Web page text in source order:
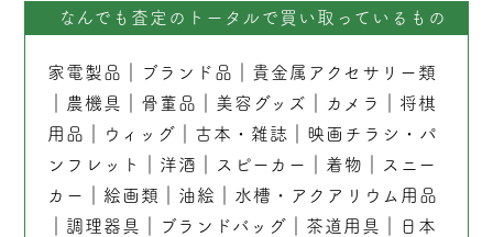
なんでも査定のトータルで買い取っているもの
家電製品 ブランド品
貴金属アクセサリー類
農機具 骨董品 美容グッズ カメラ
将棋
用品
ウィッグ 古本 ・ 雑誌
映画チラシ・パ
ンフレット
洋酒 スピーカー 着物
スニー
カー
絵画類 油絵
水槽・アクアリウム用品
調理器具 ブランドバッグ ｜茶道用具｜
日本